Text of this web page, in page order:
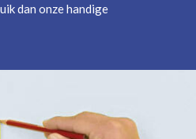
dan onze handige